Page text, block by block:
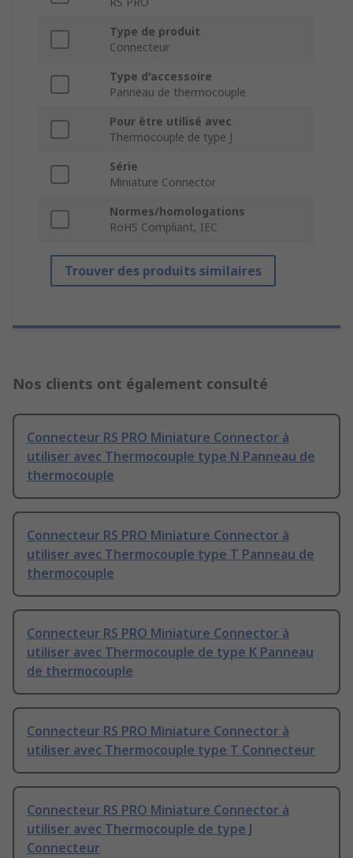
Type de produit
Connecteur
Type d'accessoire
Panneau de thermocouple
Pour être utilisé avec
Thermocouple de type J
Série
Miniature Connector
Normes/homologations
RoHS Compliant, IEC
Trouver des produits similaires
Nos clients ont également consulté
Connecteur RS PRO Miniature Connector à
utiliser avec Thermocouple type N Panneau de
thermocouple
Connecteur RS PRO Miniature Connector à
utiliser avec Thermocouple type T Panneau de
thermocouple
Connecteur RS PRO Miniature Connector à
utiliser avec Thermocouple de type K Panneau
de thermocouple
Connecteur RS PRO Miniature Connector à
utiliser avec Thermocouple type T Connecteur
Connecteur RS PRO Miniature Connector à
utiliser avec Thermocouple de type J
Connecteur